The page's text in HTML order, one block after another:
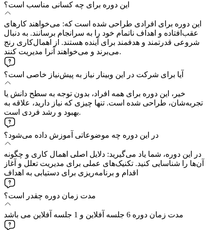
این دوره برای چه کسانی مناسب است؟
این دوره برای افرادی طراحی شده است که: می‌خواهند کارهای
عقب‌افتاده و اهداف ناتمام خود را به سرانجام برسانند. به دنبال
شروعی قدرتمند و هدفمند برای آینده هستند. از اهمال‌کاری رنج
می‌برند و می‌خواهند آنرا مدیریت کنند.
آیا برای شرکت در این وبینار نیاز به پیش‌نیاز خاصی است؟
خیر، این دوره برای همه افراد، بدون توجه به سطح دانش یا
تجربه‌شان، طراحی شده است. تنها چیزی که نیاز دارید، علاقه به
بهبود و رشد فردی است.
در این دوره چه موضوعاتی آموزش داده می‌شود؟
در این دوره، شما یاد می‌گیرید: دلایل اصلی اهمال‌ کاری و چگونه
آن‌ها را شناسایی کنید. تکنیک‌های عملی برای مدیریت تعلل و آغاز
اقدام و برنامه‌ریزی برای دستیابی به اهداف
مدت زمان دوره چقدر است؟
مدت زمان دوره 6 جلسه آفلاین و 1 جلسه آفلاین می باشد